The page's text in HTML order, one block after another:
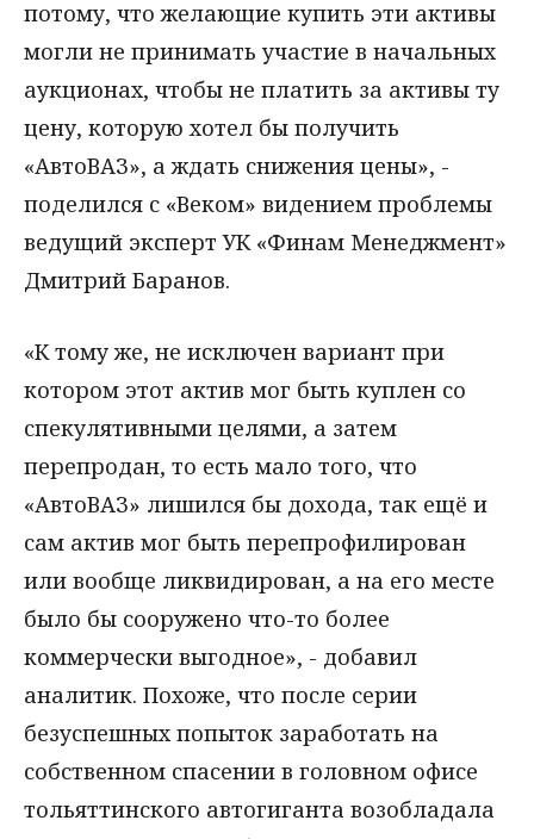
потому, что желающие купить эти активы
могли не принимать участие в начальных
аукционах, чтобы не платить за активы ту
цену, которую хотел бы получить
«АвтоВАЗ», а ждать снижения цены», -
поделился с «Веком» видением проблемы
ведущий эксперт УК «Финам Менеджмент»
Дмитрий Баранов.
«К тому же, не исключен вариант при
котором этот актив мог быть куплен со
спекулятивными целями, а затем
перепродан, то есть мало того, что
«АвтоВАЗ» лишился бы дохода, так ещё и
сам актив мог быть перепрофилирован
или вообще ликвидирован, а на его месте
было бы сооружено что-то более
коммерчески выгодное», - добавил
аналитик. Похоже, что после серии
безуспешных попыток заработать на
собственном спасении в головном офисе
тольяттинского автогиганта возобладала